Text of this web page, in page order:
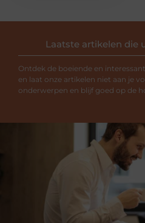
Laatste artikelen die
Ontdek de boeiende en
en laat onze artikelen niet aan je
onderwerpen en blijf goed op de